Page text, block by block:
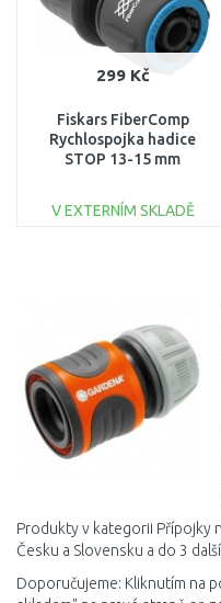
299 Kč
Fiskars FiberComp
Rychlospojka hadice
STOP 13-15 mm
V EXTERNÍM SKLADĚ
Produkty v kategorii Přípojky
Česku a Slovensku a do 3
Doporučujeme: Kliknutím na